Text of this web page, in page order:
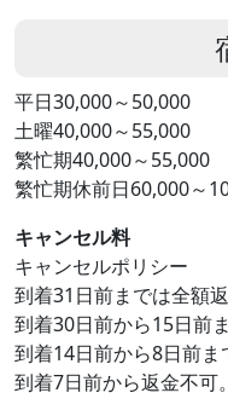
平日30,000～50,000
土曜40,000～55,000
繁忙期40,000～55,000
繁忙期休前日60,000～
キャンセル料
キャンセルポリシー
到着31日前までは全額返
到着30日前から15日前
到着14日前から8日前ま
到着7日前から返金不可。